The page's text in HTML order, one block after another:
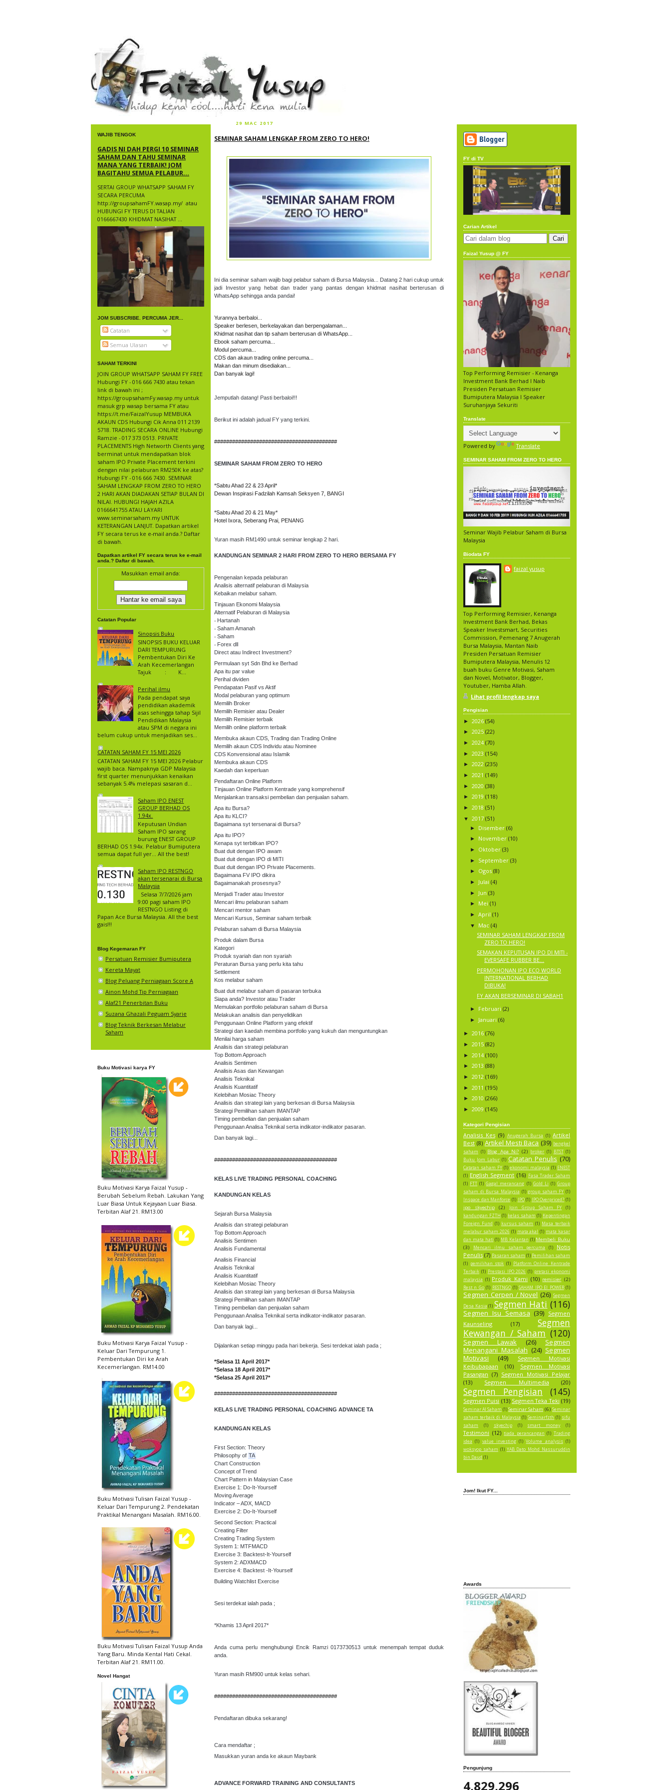
faizal yusup
WAJIB TENGOK
GADIS NI DAH PERGI 10 SEMINAR
SAHAM DAN TAHU SEMINAR
MANA YANG TERBAIK! JOM
BAGITAHU SEMUA PELABUR...
SERTAI GROUP WHATSAPP SAHAM FY
SECARA PERCUMA
http://groupsahamFY.wasap.my/ ​ atau
HUBUNGI FY TERUS DI TALIAN
0166667430 KHIDMAT NASIHAT ...
JOM SUBSCRIBE. PERCUMA JER...
Catatan
Semua Ulasan
SAHAM TERKINI
JOIN GROUP WHATSAPP SAHAM FY FREE
Hubungi FY - 016 666 7430 atau tekan
link di bawah ini ;
https://groupsahamFy.wasap.my untuk
masuk grp wasap bersama FY atau
https://t.me/FaizalYusup MEMBUKA
AKAUN CDS Hubungi Cik Anna 011 2139
5718. TRADING SECARA ONLINE Hubungi
Ramzie - 017 373 0513. PRIVATE
PLACEMENTS High Networth Clients yang
berminat untuk mendapatkan blok
saham IPO Private Placement terkini
dengan nilai pelaburan RM250K ke atas?
Hubungi FY - 016 666 7430. SEMINAR
SAHAM LENGKAP FROM ZERO TO HERO
2 HARI AKAN DIADAKAN SETIAP BULAN DI
NILAI. HUBUNGI HAJAH AZILA
0166641755 ATAU LAYARI
www.seminarsaham.my UNTUK
KETERANGAN LANJUT. Dapatkan artikel
FY secara terus ke e-mail anda.? Daftar
di bawah.
Dapatkan artikel FY secara terus ke e-mail
anda.? Daftar di bawah.
Masukkan email anda:
Catatan Popular
Sinopsis Buku
SINOPSIS BUKU KELUAR
DARI TEMPURUNG
Pembentukan Diri Ke
Arah Kecemerlangan
Tajuk : K...
Perihal ilmu
Pada pendapat saya
pendidikan akademik
asas sehingga tahap Sijil
Pendidikan Malaysia
atau SPM di negara ini
belum cukup untuk menjadikan ses...
CATATAN SAHAM FY 15 MEI 2026
CATATAN SAHAM FY 15 MEI 2026 Pelabur
wajib baca. Nampaknya GDP Malaysia
first quarter menunjukkan kenaikan
sebanyak 5.4% melepasi sasaran d...
Saham IPO ENEST
GROUP BERHAD OS
1.94x.
Keputusan Undian
Saham IPO sarang
burung ENEST GROUP
BERHAD OS 1.94x. Pelabur Bumiputera
semua dapat full yer… All the best!
Saham IPO RESTNGO
akan tersenarai di Bursa
Malaysia
Selasa 7/7/2026 jam
9:00 pagi saham IPO
RESTNGO Listing di
Papan Ace Bursa Malaysia. All the best
gais!!!
Blog Kegemaran FY
Persatuan Remisier Bumiputera
Kereta Mayat
Blog Peluang Perniagaan Score A
Ainon Mohd Tip Perniagaan
Alaf21 Penerbitan Buku
Suzana Ghazali Peguam Syarie
Blog Teknik Berkesan Melabur
Saham
Buku Motivasi karya FY
Buku Motivasi Karya Faizal Yusup -
Berubah Sebelum Rebah. Lakukan Yang
Luar Biasa Untuk Kejayaan Luar Biasa.
Terbitan Alaf 21. RM13.00
Buku Motivasi Karya Faizal Yusup -
Keluar Dari Tempurung 1.
Pembentukan Diri ke Arah
Kecemerlangan. RM14.00
Buku Motivasi Tulisan Faizal Yusup -
Keluar Dari Tempurung 2. Pendekatan
Praktikal Menangani Masalah. RM16.00.
Buku Motivasi Tulisan Faizal Yusup Anda
Yang Baru. Minda Kental Hati Cekal.
Terbitan Alaf 21. RM11.00.
Novel Hangat
29 MAC 2017
SEMINAR SAHAM LENGKAP FROM ZERO TO HERO!
Ini dia seminar saham wajib bagi pelabur saham di Bursa Malaysia... Datang 2 hari cukup untuk
jadi Investor yang hebat dan trader yang pantas dengan khidmat nasihat berterusan di
WhatsApp sehingga anda pandai!
Yurannya berbaloi...
Speaker berlesen, berkelayakan dan berpengalaman...
Khidmat nasihat dan tip saham berterusan di WhatsApp...
Ebook saham percuma...
Modul percuma...
CDS dan akaun trading online percuma...
Makan dan minum disediakan...
Dan banyak lagi!
Jemputlah datang! Pasti berbaloi!!!
Berikut ini adalah jadual FY yang terkini.
#########################################
SEMINAR SAHAM FROM ZERO TO HERO
*Sabtu Ahad 22 & 23 April*
Dewan Inspirasi Fadzilah Kamsah Seksyen 7, BANGI
*Sabtu Ahad 20 & 21 May*
Hotel Ixora, Seberang Prai, PENANG
Yuran masih RM1490 untuk seminar lengkap 2 hari.
KANDUNGAN SEMINAR 2 HARI FROM ZERO TO HERO BERSAMA FY
Pengenalan kepada pelaburan
Analisis alternatif pelaburan di Malaysia
Kebaikan melabur saham.
Tinjauan Ekonomi Malaysia
Alternatif Pelaburan di Malaysia
⁃ Hartanah
⁃ Saham Amanah
⁃ Saham
⁃ Forex dll
Direct atau Indirect Investment?
Permulaan syt Sdn Bhd ke Berhad
Apa itu par value
Perihal dividen
Pendapatan Pasif vs Aktif
Modal pelaburan yang optimum
Memilih Broker
Memilih Remisier atau Dealer
Memilih Remisier terbaik
Memilih online platform terbaik
Membuka akaun CDS, Trading dan Trading Online
Memilih akaun CDS Individu atau Nominee
CDS Konvensional atau Islamik
Membuka akaun CDS
Kaedah dan keperluan
Pendaftaran Online Platform
Tinjauan Online Platform Kentrade yang komprehensif
Menjalankan transaksi pembelian dan penjualan saham.
Apa itu Bursa?
Apa itu KLCI?
Bagaimana syt tersenarai di Bursa?
Apa itu IPO?
Kenapa syt terbitkan IPO?
Buat duit dengan IPO awam
Buat duit dengan IPO di MITI
Buat duit dengan IPO Private Placements.
Bagaimana FV IPO dikira
Bagaimanakah prosesnya?
Menjadi Trader atau Investor
Mencari ilmu pelaburan saham
Mencari mentor saham
Mencari Kursus, Seminar saham terbaik
Pelaburan saham di Bursa Malaysia
Produk dalam Bursa
Kategori
Produk syariah dan non syariah
Peraturan Bursa yang perlu kita tahu
Settlement
Kos melabur saham
Buat duit melabur saham di pasaran terbuka
Siapa anda? Investor atau Trader
Memulakan portfolio pelaburan saham di Bursa
Melakukan analisis dan penyelidikan
Penggunaan Online Platform yang efektif
Strategi dan kaedah membina portfolio yang kukuh dan menguntungkan
Menilai harga saham
Analisis dan strategi pelaburan
Top Bottom Approach
Analisis Sentimen
Analisis Asas dan Kewangan
Analisis Teknikal
Analisis Kuantitatif
Kelebihan Mosiac Theory
Analisis dan strategi lain yang berkesan di Bursa Malaysia
Strategi Pemilihan saham IMANTAP
Timing pembelian dan penjualan saham
Penggunaan Analisa Teknikal serta indikator-indikator pasaran.
Dan banyak lagi...
#########################################
KELAS LIVE TRADING PERSONAL COACHING
KANDUNGAN KELAS
Sejarah Bursa Malaysia
Analisis dan strategi pelaburan
Top Bottom Approach
Analisis Sentimen
Analisis Fundamental
Analisis Financial
Analisis Teknikal
Analisis Kuantitatif
Kelebihan Mosiac Theory
Analisis dan strategi lain yang berkesan di Bursa Malaysia
Strategi Pemilihan saham IMANTAP
Timing pembelian dan penjualan saham
Penggunaan Analisa Teknikal serta indikator-indikator pasaran.
Dan banyak lagi...
Dijalankan setiap minggu pada hari bekerja. Sesi terdekat ialah pada ;
*Selasa 11 April 2017*
*Selasa 18 April 2017*
*Selasa 25 April 2017*
#########################################
KELAS LIVE TRADING PERSONAL COACHING ADVANCE TA
KANDUNGAN KELAS
First Section: Theory
Philosophy of TA
Chart Construction
Concept of Trend
Chart Pattern in Malaysian Case
Exercise 1: Do-It-Yourself
Moving Average
Indicator – ADX, MACD
Exercise 2: Do-It-Yourself
Second Section: Practical
Creating Filter
Creating Trading System
System 1: MTFMACD
Exercise 3: Backtest-It-Yourself
System 2: ADXMACD
Exercise 4: Backtest -It-Yourself
Building Watchlist Exercise
Sesi terdekat ialah pada ;
*Khamis 13 April 2017*
Anda cuma perlu menghubungi Encik Ramzi 0173730513 untuk menempah tempat duduk
anda.
Yuran masih RM900 untuk kelas sehari.
#########################################
Pendaftaran dibuka sekarang!
Cara mendaftar ;
Masukkan yuran anda ke akaun Maybank
ADVANCE FORWARD TRAINING AND CONSULTANTS
FY di TV
Carian Artikel
Faizal Yusup @ FY
Top Performing Remisier - Kenanga
Investment Bank Berhad l Naib
Presiden Persatuan Remisier
Bumiputera Malaysia l Speaker
Suruhanjaya Sekuriti
Translate
Powered by Translate
SEMINAR SAHAM FROM ZERO TO HERO
Seminar Wajib Pelabur Saham di Bursa
Malaysia
Biodata FY
faizal yusup
Top Performing Remisier, Kenanga
Investment Bank Berhad, Bekas
Speaker Investsmart, Securities
Commission, Pemenang 7 Anugerah
Bursa Malaysia, Mantan Naib
Presiden Persatuan Remisier
Bumiputera Malaysia, Menulis 12
buah buku Genre Motivasi, Saham
dan Novel, Motivator, Blogger,
Youtuber, Hamba Allah.
Lihat profil lengkap saya
Pengisian
► 2026 (54)
► 2025 (22)
► 2024 (70)
► 2023 (154)
► 2022 (235)
► 2021 (149)
► 2020 (38)
► 2019 (118)
► 2018 (51)
▼ 2017 (51)
► Disember (6)
► November (10)
► Oktober (3)
► September (3)
► Ogos (8)
► Julai (4)
► Jun (3)
► Mei (1)
► April (1)
▼ Mac (4)
SEMINAR SAHAM LENGKAP FROM
ZERO TO HERO!
SEMAKAN KEPUTUSAN IPO DI MITI -
EVERSAFE RUBBER BE...
PERMOHONAN IPO ECO WORLD
INTERNATIONAL BERHAD
DIBUKA!
FY AKAN BERSEMINAR DI SABAH1
► Februari (2)
► Januari (6)
► 2016 (76)
► 2015 (82)
► 2014 (100)
► 2013 (88)
► 2012 (169)
► 2011 (195)
► 2010 (266)
► 2009 (145)
Kategori Pengisian
Analisis Kes (9) Anugerah Bursa (1) Artikel
Best (8) Artikel Mesti Baca (39) bengkel
saham (1) Blog Apa Ni? (2) broker (1) BTST (1)
Buku Jom Labur (1) Catatan Penulis (70)
Catatan saham FY (1) ekonomi malaysia (1) ENEST
(1) English Segment (16) Fasa Trader Saham
(1) FTT (1) Gagal merancang (1) Gold Li (1) Group
saham di Bursa Malaysia (1) group saham FY (1)
Inspace dan Manforce (1) IPO (1) IPO Overpriced? (1)
ipo skyechip (2) Join Group Saham FY
(1)
kandungan FZTH (1) kelas saham (1) Kepentingan
Foreign Fund (1) kursus saham (1) Masa terbaik
melabur saham 2026 (1) mata akal (1) mata kasar
dan mata hati (1) MB Kelantan (1) Membeli Buku
(3)
Mencari ilmu saham percuma (1)
Notis
Penulis (7) Pasaran saham (1) Pemilihan saham
(1) pemilihan stok (1) Platform Online Kentrade
Terbaik (1) Prestasi IPO 2026 (1) pretasi ekonomi
malaysia (1) Produk Kami (10) remisier (2)
Rest n Go (1) RESTNGO (1) SAHAM IPO EI POWER (1)
Segmen Cerpen / Novel (26) Segmen
Desa Kasia (1) Segmen Hati (116)
Segmen Isu Semasa (39) Segmen
Kaunseling
(17)
Segmen
Kewangan / Saham (120)
Segmen Lawak (26)
Segmen
Menangani Masalah (24) Segmen
Motivasi
(49)
Segmen Motivasi
Keibubapaan
(10)
Segmen Motivasi
Pasangan (7) Segmen Motivasi Pelajar
(13)
Segmen Multimedia (20)
Segmen Pengisian (145)
Segmen Puisi (13) Segmen Teka Teki (19)
Seminar AI Saham (1)Seminar Saham (6) Seminar
saham terbaik di Malaysia (1) Seminarfzth (1) sifu
saham
(1) skyechip (1) smart money (1)
Testimoni (12) tiada perancangan (1) Trading
idea (1) value investing (1) Volume analysis (1)
woksyop saham (1) YAB Dato Mohd Nassuruddin
bin Daud (1)
Jom! Ikut FY...
Awards
Pengunjung
4,829,296